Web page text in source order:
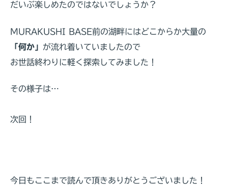
だいぶ楽しめたのではないでしょうか？
MURAKUSHI BASE前の湖畔にはどこからか大量の
「何か」 が流れ着いていましたので
お世話終わりに軽く探索してみました！
その様子は…
次回！
今日もここまで読んで頂きありがとうございました！